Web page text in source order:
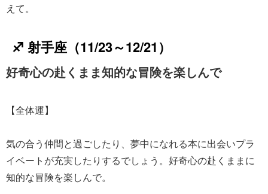
えて。
♐ 射手座（11/23～12/21）
好奇心の赴くまま知的な冒険を楽しんで
【全体運】
気の合う仲間と過ごしたり、夢中になれる本に出会いプラ
イベートが充実したりするでしょう。好奇心の赴くままに
知的な冒険を楽しんで。